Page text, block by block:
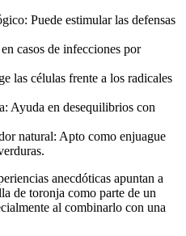
Puede estimular las defensas
casos de infecciones por
las células frente a los radicales
Ayuda en desequilibrios con
natural: Apto como enjuague
anecdóticas apuntan a
de toronja como parte de un
al combinarlo con una